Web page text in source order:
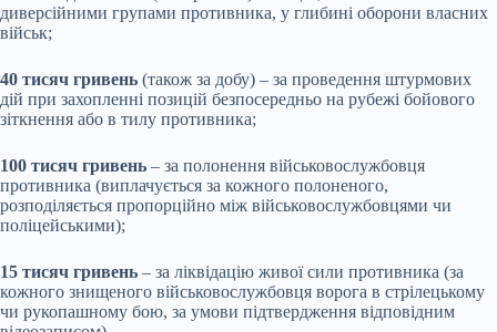
диверсійними групами противника, у глибині оборони власних
військ;
40 тисяч гривень (також за добу) – за проведення штурмових
дій при захопленні позицій безпосередньо на рубежі бойового
зіткнення або в тилу противника;
100 тисяч гривень – за полонення військовослужбовця
противника (виплачується за кожного полоненого,
розподіляється пропорційно між військовослужбовцями чи
поліцейськими);
15 тисяч гривень – за ліквідацію живої сили противника (за
кожного знищеного військовослужбовця ворога в стрілецькому
чи рукопашному бою, за умови підтвердження відповідним